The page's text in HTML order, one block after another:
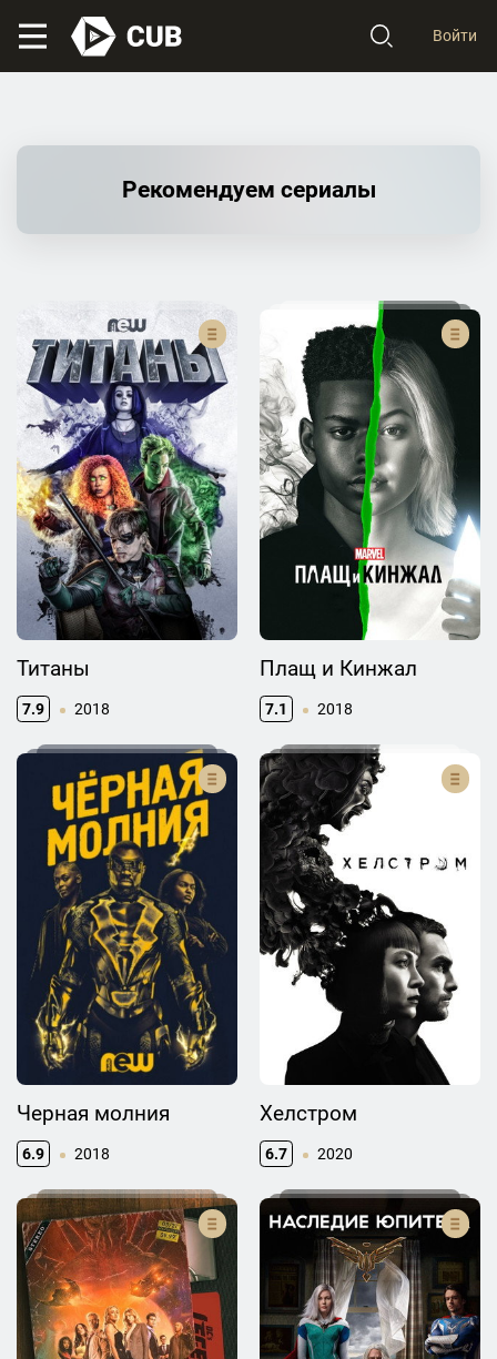
Войти
Рекомендуем сериалы
Титаны
7.9 2018
Плащ и Кинжал
7.1 2018
Черная молния
6.9 2018
Хелстром
6.7 2020